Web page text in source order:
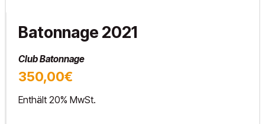
Batonnage 2021
Club Batonnage
350,00€
Enthält 20% MwSt.